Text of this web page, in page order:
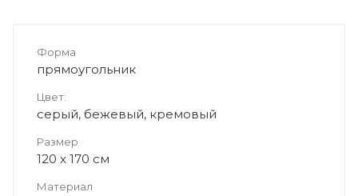
Форма
прямоугольник
Цвет:
серый, бежевый, кремовый
Размер
120 x 170 см
Материал